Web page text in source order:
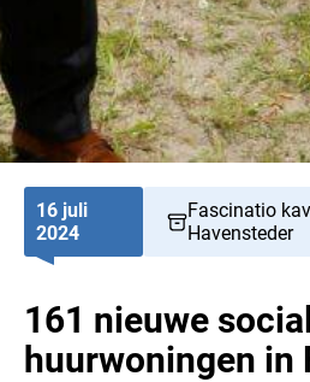
16 juli
2024
Fascinatio
Havensteder
161 nieuwe
huurwoningen in